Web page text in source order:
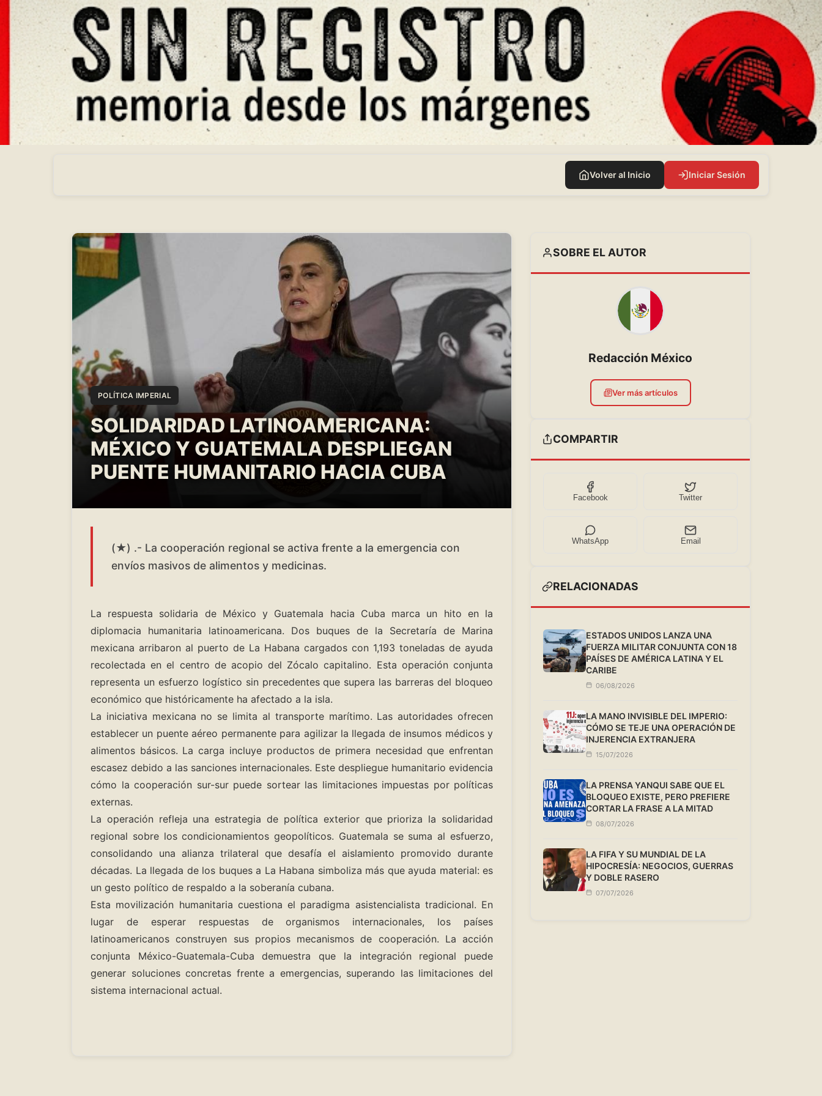
Volver al Inicio Iniciar Sesión
POLÍTICA IMPERIAL
SOLIDARIDAD LATINOAMERICANA:
MÉXICO Y GUATEMALA DESPLIEGAN
PUENTE HUMANITARIO HACIA CUBA
(★) .- La cooperación regional se activa frente a la emergencia con
envíos masivos de alimentos y medicinas.
La respuesta solidaria de México y Guatemala hacia Cuba marca un hito en la
diplomacia humanitaria latinoamericana. Dos buques de la Secretaría de Marina
mexicana arribaron al puerto de La Habana cargados con 1,193 toneladas de ayuda
recolectada en el centro de acopio del Zócalo capitalino. Esta operación conjunta
representa un esfuerzo logístico sin precedentes que supera las barreras del bloqueo
económico que históricamente ha afectado a la isla.
La iniciativa mexicana no se limita al transporte marítimo. Las autoridades ofrecen
establecer un puente aéreo permanente para agilizar la llegada de insumos médicos y
alimentos básicos. La carga incluye productos de primera necesidad que enfrentan
escasez debido a las sanciones internacionales. Este despliegue humanitario evidencia
cómo la cooperación sur-sur puede sortear las limitaciones impuestas por políticas
externas.
La operación refleja una estrategia de política exterior que prioriza la solidaridad
regional sobre los condicionamientos geopolíticos. Guatemala se suma al esfuerzo,
consolidando una alianza trilateral que desafía el aislamiento promovido durante
décadas. La llegada de los buques a La Habana simboliza más que ayuda material: es
un gesto político de respaldo a la soberanía cubana.
Esta movilización humanitaria cuestiona el paradigma asistencialista tradicional. En
lugar de esperar respuestas de organismos internacionales, los países
latinoamericanos construyen sus propios mecanismos de cooperación. La acción
conjunta México-Guatemala-Cuba demuestra que la integración regional puede
generar soluciones concretas frente a emergencias, superando las limitaciones del
sistema internacional actual.
SOBRE EL AUTOR
Redacción México
Ver más artículos
COMPARTIR
Facebook Twitter
WhatsApp Email
RELACIONADAS
ESTADOS UNIDOS LANZA UNA
FUERZA MILITAR CONJUNTA CON 18
PAÍSES DE AMÉRICA LATINA Y EL
CARIBE
06/08/2026
LA MANO INVISIBLE DEL IMPERIO:
CÓMO SE TEJE UNA OPERACIÓN DE
INJERENCIA EXTRANJERA
15/07/2026
LA PRENSA YANQUI SABE QUE EL
BLOQUEO EXISTE, PERO PREFIERE
CORTAR LA FRASE A LA MITAD
08/07/2026
LA FIFA Y SU MUNDIAL DE LA
HIPOCRESÍA: NEGOCIOS, GUERRAS
Y DOBLE RASERO
07/07/2026